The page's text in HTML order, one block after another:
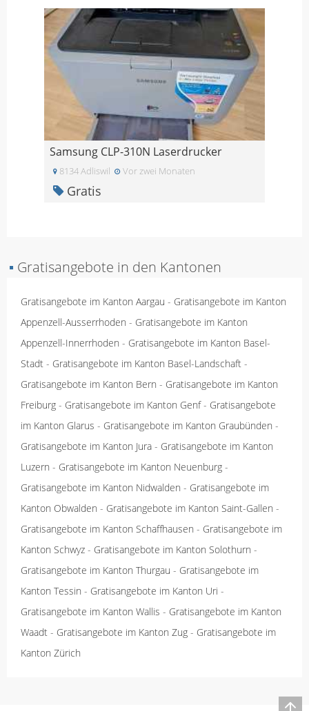
Samsung CLP-310N Laserdrucker
8134 Adliswil Vor zwei Monaten
Gratis
▪ Gratisangebote in den Kantonen
Gratisangebote im Kanton Aargau - Gratisangebote im Kanton
Appenzell-Ausserrhoden - Gratisangebote im Kanton
Appenzell-Innerrhoden - Gratisangebote im Kanton Basel-
Stadt - Gratisangebote im Kanton Basel-Landschaft -
Gratisangebote im Kanton Bern - Gratisangebote im Kanton
Freiburg - Gratisangebote im Kanton Genf- Gratisangebote
im Kanton Glarus - Gratisangebote im Kanton Graubünden -
Gratisangebote im Kanton Jura - Gratisangebote im Kanton
Luzern - Gratisangebote im Kanton Neuenburg -
Gratisangebote im Kanton Nidwalden - Gratisangebote im
Kanton Obwalden - Gratisangebote im Kanton Saint-Gallen -
Gratisangebote im Kanton Schaffhausen - Gratisangebote im
Kanton Schwyz - Gratisangebote im Kanton Solothurn -
Gratisangebote im Kanton Thurgau - Gratisangebote im
Kanton Tessin - Gratisangebote im Kanton Uri -
Gratisangebote im Kanton Wallis - Gratisangebote im Kanton
Waadt - Gratisangebote im Kanton Zug - Gratisangebote im
Kanton Zürich